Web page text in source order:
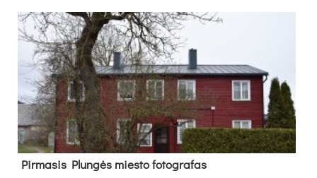
Pir­ma­sis Plun­gės mies­to fo­tog­ra­fas